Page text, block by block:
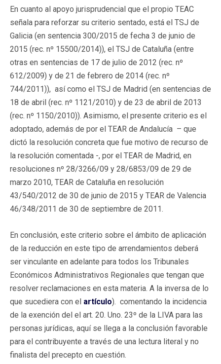
En cuanto al apoyo jurisprudencial que el propio TEAC
señala para reforzar su criterio sentado, está el TSJ de
Galicia (en sentencia 300/2015 de fecha 3 de junio de
2015 (rec. nº 15500/2014)), el TSJ de Cataluña (entre
otras en sentencias de 17 de julio de 2012 (rec. nº
612/2009) y de 21 de febrero de 2014 (rec. nº
744/2011)), así como el TSJ de Madrid (en sentencias de
18 de abril (rec. nº 1121/2010) y de 23 de abril de 2013
(rec. nº 1150/2010)). Asimismo, el presente criterio es el
adoptado, además de por el TEAR de Andalucía – que
dictó la resolución concreta que fue motivo de recurso de
la resolución comentada -, por el TEAR de Madrid, en
resoluciones nº 28/3266/09 y 28/6853/09 de 29 de
marzo 2010, TEAR de Cataluña en resolución
43/540/2012 de 30 de junio de 2015 y TEAR de Valencia
46/348/2011 de 30 de septiembre de 2011.
En conclusión, este criterio sobre el ámbito de aplicación
de la reducción en este tipo de arrendamientos deberá
ser vinculante en adelante para todos los Tribunales
Económicos Administrativos Regionales que tengan que
resolver reclamaciones en esta materia. A la inversa de lo
que sucediera con el artículo). comentando la incidencia
de la exención del el art. 20. Uno. 23º de la LIVA para las
personas jurídicas, aquí se llega a la conclusión favorable
para el contribuyente a través de una lectura literal y no
finalista del precepto en cuestión.